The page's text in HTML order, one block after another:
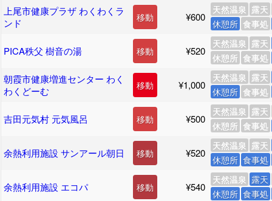
上尾市健康プラザ わくわくラ
ンド
移動 ¥600
天然温泉 露天
休憩所 食事処
PICA秩父 樹音の湯 移動 ¥520
天然温泉 露天
休憩所 食事処
朝霞市健康増進センター わく
わくどーむ
移動 ¥1,000
天然温泉 露天
休憩所 食事処
吉田元気村 元気風呂 移動 ¥500
天然温泉 露天
休憩所 食事処
余熱利用施設 サンアール朝日 移動 ¥520
天然温泉 露天
休憩所 食事処
余熱利用施設 エコパ 移動 ¥540
天然温泉 露天
休憩所 食事処